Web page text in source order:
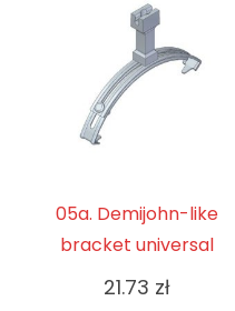
05a. Demijohn-like
bracket universal
21.73 zł